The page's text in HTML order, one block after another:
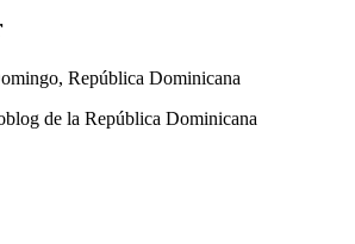
República Dominicana
de la República Dominicana